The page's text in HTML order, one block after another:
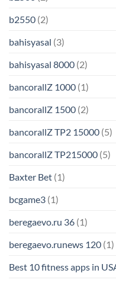
b2550 (2)
bahisyasal (3)
bahisyasal 8000 (2)
bancorallZ 1000 (1)
bancorallZ 1500 (2)
bancorallZ TP2 15000 (5)
bancorallZ TP215000 (5)
Baxter Bet (1)
bcgame3 (1)
beregaevo.ru 36 (1)
beregaevo.runews 120 (1)
Best 10 fitness apps in